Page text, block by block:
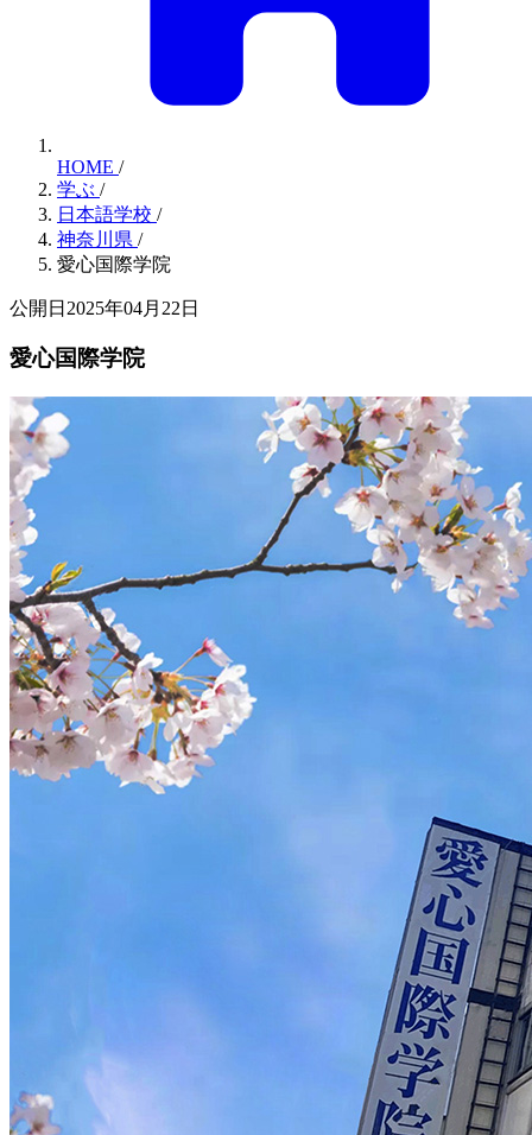
HOME /
学ぶ /
日本語学校 /
神奈川県 /
愛心国際学院
公開日2025年04月22日
愛心国際学院